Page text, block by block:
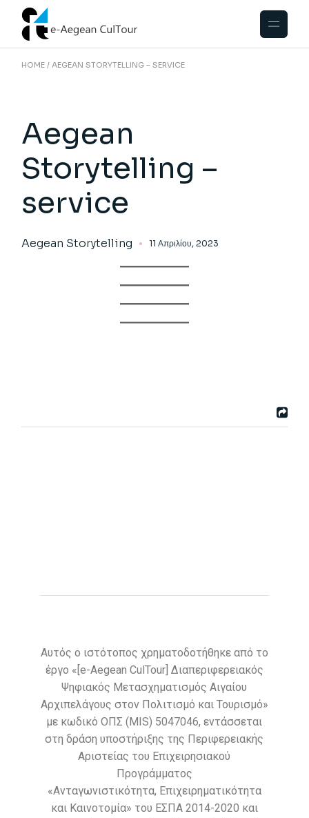
HOME AEGEAN STORYTELLING – SERVICE
Aegean
Storytelling –
service
Aegean Storytelling 11 Απριλίου, 2023
Αυτός ο ιστότοπος χρηματοδοτήθηκε από το
έργο «[e-Aegean CulTour] Διαπεριφερειακός
Ψηφιακός Μετασχηματισμός Αιγαίου
Αρχιπελάγους στον Πολιτισμό και Τουρισμό»
με κωδικό ΟΠΣ (MIS) 5047046, εντάσσεται
στη δράση υποστήριξης της Περιφερειακής
Αριστείας του Επιχειρησιακού
Προγράμματος
«Ανταγωνιστικότητα, Επιχειρηματικότητα
και Καινοτομία» του ΕΣΠΑ 2014-2020 και